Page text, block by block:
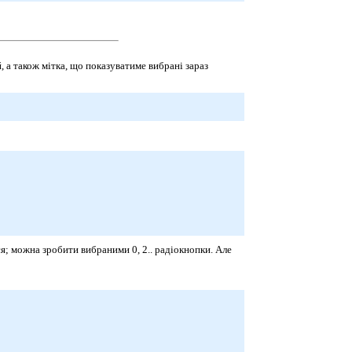
також мітка, що показуватиме вибрані зараз
можна зробити вибраними 0, 2.. радіокнопки. Але